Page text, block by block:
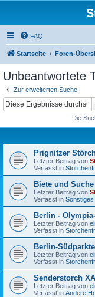
FAQ
Startseite Foren-
Unbeantwortete
Zur erweiterten Suche
Die
Prignitzer
Letzter Beitrag von
Verfasst in
Biete und Suche
Letzter Beitrag von
Verfasst in Sonstiges
Berlin -
Letzter Beitrag von
Verfasst in
Berlin-
Letzter Beitrag von
Verfasst in
Senderstorch
Letzter Beitrag von
Verfasst in Andere